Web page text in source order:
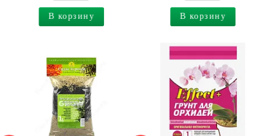
В корзину В корзину